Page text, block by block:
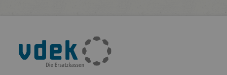
Fußleisten-
Navigation